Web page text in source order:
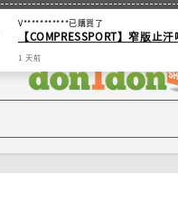
員・領取您的專屬折扣券！
V***********已購買了
1 天前